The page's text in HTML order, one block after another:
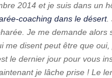
2014 et je suis dans un
coaching dans le désert.
Je me demande
me disent peut être que
le dernier jour pour vous
je lâche prise ! Le